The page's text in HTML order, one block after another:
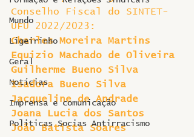
Mundo
Ligeirinho
Geral
Notícias
Imprensa e comunicação
Politicas Socias Antirracismo
Conselho Fiscal do SINTET-
UFU 2022/2023:
Charles Moreira Martins
Equizio Machado de Oliveira
Guilherme Bueno Silva
Isadora Bueno Silva
Jacqueline de Andrade
Joana Lucia dos Santos
João Batista Soares